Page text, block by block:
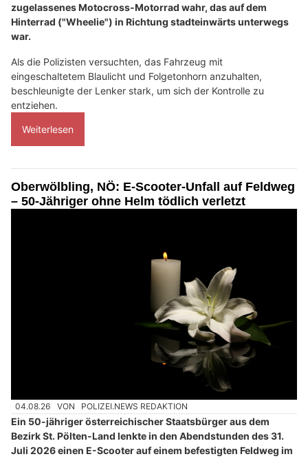
zugelassenes Motocross-Motorrad wahr, das auf dem
Hinterrad ("Wheelie") in Richtung stadteinwärts unterwegs
war.
Als die Polizisten versuchten, das Fahrzeug mit
eingeschaltetem Blaulicht und Folgetonhorn anzuhalten,
beschleunigte der Lenker stark, um sich der Kontrolle zu
entziehen.
Weiterlesen
Oberwölbling, NÖ: E-Scooter-Unfall auf Feldweg
– 50-Jähriger ohne Helm tödlich verletzt
04.08.26 VON POLIZEI.NEWS REDAKTION
Ein 50-jähriger österreichischer Staatsbürger aus dem
Bezirk St. Pölten-Land lenkte in den Abendstunden des 31.
Juli 2026 einen E-Scooter auf einem befestigten Feldweg im